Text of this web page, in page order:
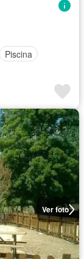
Piscina
Ver foto